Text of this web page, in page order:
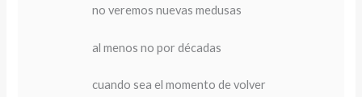
no veremos nuevas medusas
al menos no por décadas
cuando sea el momento de volver